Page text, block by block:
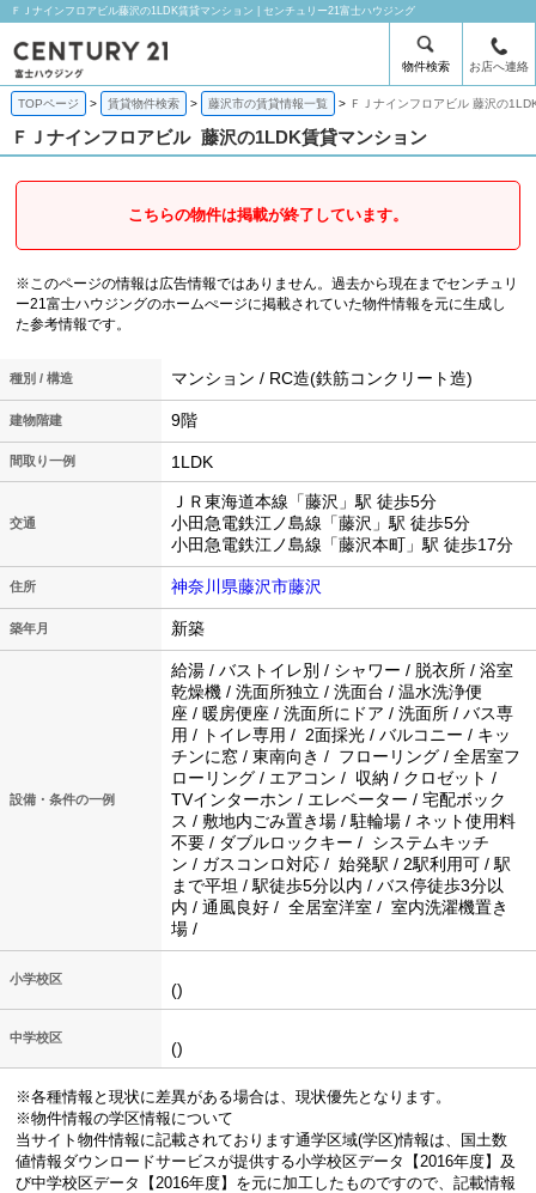
ＦＪナインフロアビル藤沢の1LDK賃貸マンション | センチュリー21富士ハウジング
物件検索 お店へ連絡
TOPページ 賃貸物件検索 藤沢市の賃貸情報一覧 ＦＪナインフロアビル 藤沢の
ＦＪナインフロアビル 藤沢の1LDK賃貸マンション
こちらの物件は掲載が終了しています。
※このページの情報は広告情報ではありません。過去から現在までセンチュリ
ー21富士ハウジングのホームぺージに掲載されていた物件情報を元に生成し
た参考情報です。
種別 / 構造 マンション / RC造(鉄筋コンクリート造)
建物階建 9階
間取り一例 1LDK
交通
ＪＲ東海道本線「藤沢」駅 徒歩5分
小田急電鉄江ノ島線「藤沢」駅 徒歩5分
小田急電鉄江ノ島線「藤沢本町」駅 徒歩17分
住所 神奈川県藤沢市藤沢
築年月 新築
設備・条件の一例
給湯 / バストイレ別 / シャワー / 脱衣所 / 浴室
乾燥機 / 洗面所独立 / 洗面台 / 温水洗浄便
座 / 暖房便座 / 洗面所にドア / 洗面所 / バス専
用 / トイレ専用 / 2面採光 / バルコニー / キッ
チンに窓 / 東南向き / フローリング / 全居室フ
ローリング / エアコン / 収納 / クロゼット /
TVインターホン / エレベーター / 宅配ボック
ス / 敷地内ごみ置き場 / 駐輪場 / ネット使用料
不要 / ダブルロックキー / システムキッチ
ン / ガスコンロ対応 / 始発駅 / 2駅利用可 / 駅
まで平坦 / 駅徒歩5分以内 / バス停徒歩3分以
内 / 通風良好 / 全居室洋室 / 室内洗濯機置き
場 /
小学校区
()
中学校区
()
※各種情報と現状に差異がある場合は、現状優先となります。
※物件情報の学区情報について
当サイト物件情報に記載されております通学区域(学区)情報は、国土数
値情報ダウンロードサービスが提供する小学校区データ【2016年度】及
び中学校区データ【2016年度】を元に加工したものですので、記載情報